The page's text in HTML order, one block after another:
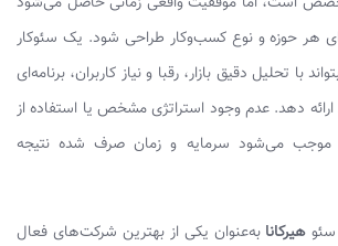
هر حوزه و نوع کسب‌وکار طراحی شود. یک سئوکار
با تحلیل دقیق بازار، رقبا و نیاز کاربران، برنامه‌ای
ارائه دهد. عدم وجود استراتژی مشخص یا استفاده از
موجب می‌شود سرمایه و زمان صرف شده نتیجه
هیرکانا به‌عنوان یکی از بهترین شرکت‌های فعال